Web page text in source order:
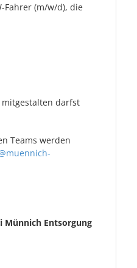
Fahrer (m/w/d), die
darfst
Teams werden
Münnich Entsorgung